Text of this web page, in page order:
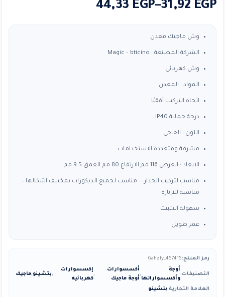
31,92 EGP
–
44,33 EGP
نطاق
من
⁦31,92 EGP⁩
خلال
وش ماجيك معدن
الشركة المصنعة : Magic – bticino
وش كهربائى
المواد : المعدن
اتجاه التركيب أفقيًا
درجة حماية IP40
اللون : العاجى
مشرقة ومتعددة الاستخدامات
الابعاد : العرض 116 مم الارتفاع 80 مم العمق 9.5 مم
مناسب لتركيب الجدار – مناسب لجميع الديكورات بمختلف اشكالها –
مناسبة للاإنارة
سهولة التثبيت
عمر طويل
رمز المنتج:Gahzly_457415
التصنيفات:
أوجة
وأكسسواراتها
,
أكسسوارات
أوجة ماجيك
,
إكسسوارات
كهربائيه
,بتشينو,ماجيك
العلامة التجارية:بتشينو